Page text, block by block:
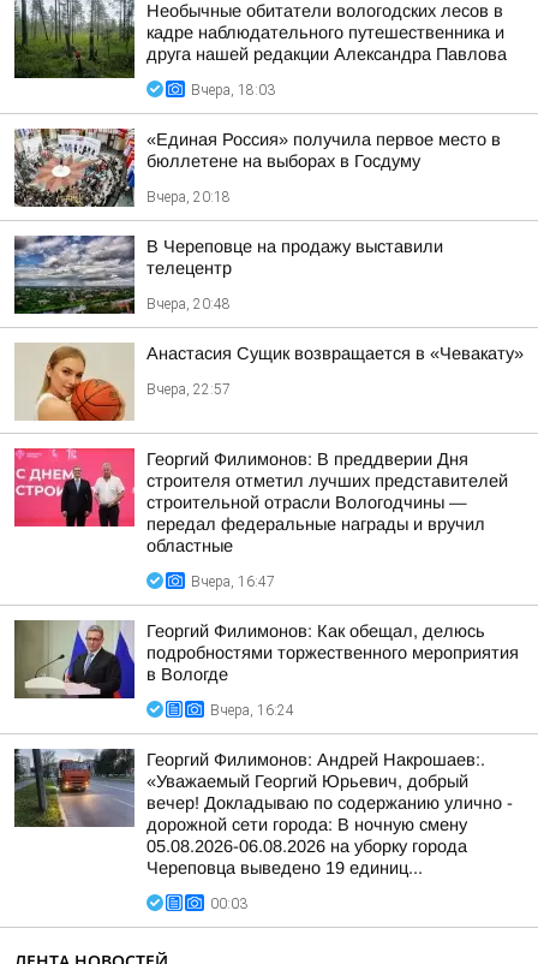
Необычные обитатели вологодских лесов в
кадре наблюдательного путешественника и
друга нашей редакции Александра Павлова
Вчера, 18:03
«Единая Россия» получила первое место в
бюллетене на выборах в Госдуму
Вчера, 20:18
В Череповце на продажу выставили
телецентр
Вчера, 20:48
Анастасия Сущик возвращается в «Чевакату»
Вчера, 22:57
Георгий Филимонов: В преддверии Дня
строителя отметил лучших представителей
строительной отрасли Вологодчины —
передал федеральные награды и вручил
областные
Вчера, 16:47
Георгий Филимонов: Как обещал, делюсь
подробностями торжественного мероприятия
в Вологде
Вчера, 16:24
Георгий Филимонов: Андрей Накрошаев:.
«Уважаемый Георгий Юрьевич, добрый
вечер! Докладываю по содержанию улично -
дорожной сети города: В ночную смену
05.08.2026-06.08.2026 на уборку города
Череповца выведено 19 единиц...
00:03